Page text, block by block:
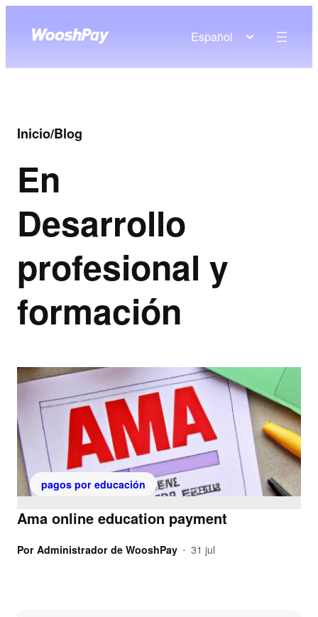
Español
Inicio/Blog
En
Desarrollo
profesional y
formación
pagos por educación
Ama online education payment
Por Administrador de WooshPay • 31 jul